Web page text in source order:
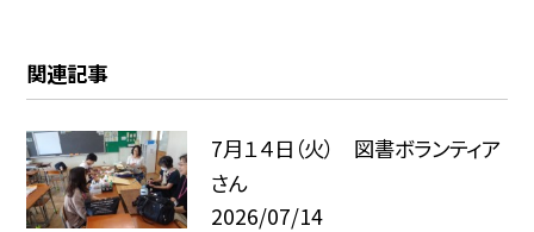
関連記事
7月１４日（火） 図書ボランティア
さん
2026/07/14